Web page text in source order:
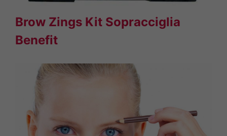
Brow Zings Kit Sopracciglia
Benefit